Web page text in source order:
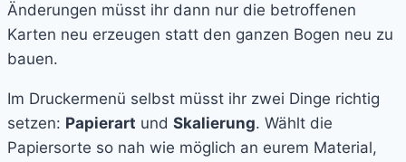
Änderungen müsst ihr dann nur die betroffenen
Karten neu erzeugen statt den ganzen Bogen neu zu
bauen.
Im Druckermenü selbst müsst ihr zwei Dinge richtig
setzen: Papierart und Skalierung. Wählt die
Papiersorte so nah wie möglich an eurem Material,